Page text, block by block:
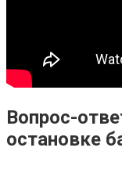
Вопрос-
остановке